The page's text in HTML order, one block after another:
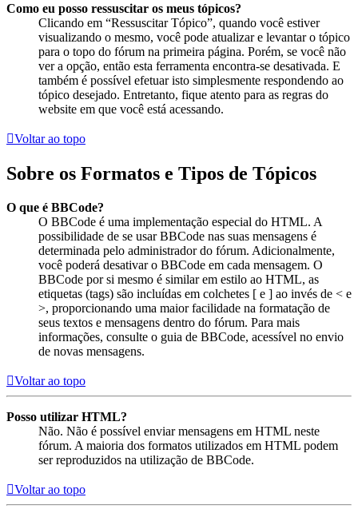
Como eu posso ressuscitar os meus tópicos?
Clicando em “Ressuscitar Tópico”, quando você estiver
visualizando o mesmo, você pode atualizar e levantar o tópico
para o topo do fórum na primeira página. Porém, se você não
ver a opção, então esta ferramenta encontra-se desativada. E
também é possível efetuar isto simplesmente respondendo ao
tópico desejado. Entretanto, fique atento para as regras do
website em que você está acessando.
Voltar ao topo
Sobre os Formatos e Tipos de Tópicos
O que é BBCode?
O BBCode é uma implementação especial do HTML. A
possibilidade de se usar BBCode nas suas mensagens é
determinada pelo administrador do fórum. Adicionalmente,
você poderá desativar o BBCode em cada mensagem. O
BBCode por si mesmo é similar em estilo ao HTML, as
etiquetas (tags) são incluídas em colchetes [ e ] ao invés de < e
>, proporcionando uma maior facilidade na formatação de
seus textos e mensagens dentro do fórum. Para mais
informações, consulte o guia de BBCode, acessível no envio
de novas mensagens.
Voltar ao topo
Posso utilizar HTML?
Não. Não é possível enviar mensagens em HTML neste
fórum. A maioria dos formatos utilizados em HTML podem
ser reproduzidos na utilização de BBCode.
Voltar ao topo